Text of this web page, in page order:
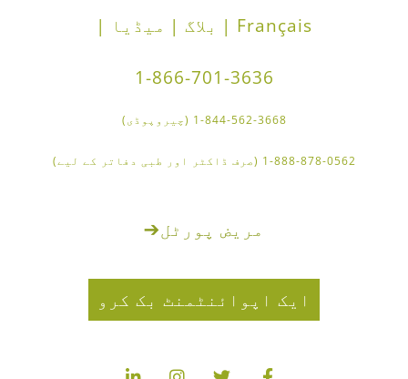
Français | بلاگ | میڈیا |
1-866-701-3636
1-844-562-3668 (چیروپوڈی)
1-888-878-0562 (صرف ڈاکٹر اور طبی دفاتر کے لیے)
مریض پورٹل➔
ایک اپوائنٹمنٹ بک کرو